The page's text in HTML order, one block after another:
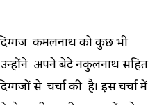
दिग्गज कमलनाथ को कुछ भी
अपने बेटे नकुलनाथ सहित
से चर्चा की है। इस चर्चा में